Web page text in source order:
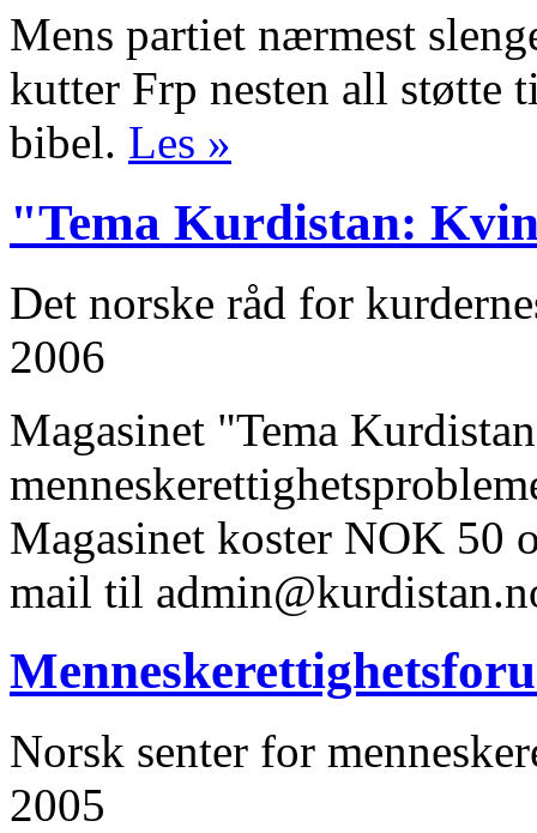
Mens partiet nærmest
kutter Frp nesten all støtte
bibel. Les »
"Tema Kurdistan:
Det norske råd for
2006
Magasinet "Tema
Magasinet koster NOK 50
mail til
Norsk senter for
2005